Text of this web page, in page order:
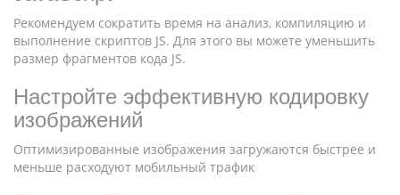
Рекомендуем сократить время на анализ, компиляцию и
выполнение скриптов JS. Для этого вы можете уменьшить
размер фрагментов кода JS.
Настройте эффективную кодировку
изображений
Оптимизированные изображения загружаются быстрее и
меньше расходуют мобильный трафик